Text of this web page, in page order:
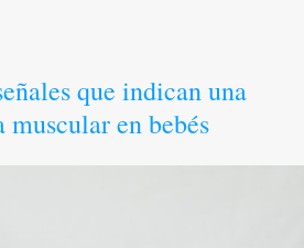
que indican una
en bebés